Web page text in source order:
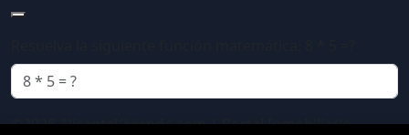
©2026 AlicanteVivienda.com | Portal Inmobiliario